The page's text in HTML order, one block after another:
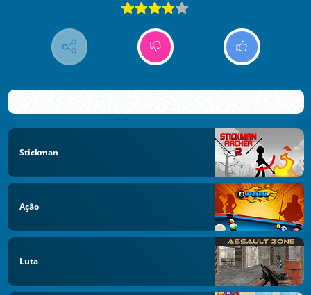
Stickman
Ação
Luta